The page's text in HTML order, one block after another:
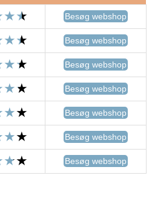
Besøg webshop
Besøg webshop
Besøg webshop
Besøg webshop
Besøg webshop
Besøg webshop
Besøg webshop